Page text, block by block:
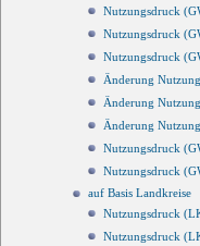
Nutzungsdruck
Nutzungsdruck
Nutzungsdruck
Änderung
Änderung
Änderung
Nutzungsdruck
Nutzungsdruck
auf Basis Landkreise
Nutzungsdruck
Nutzungsdruck